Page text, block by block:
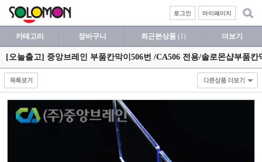
마이페이지
로그인
카테고리 장바구니 최근본상품 (1) 더보기
[오늘출고] 중앙브레인 부품칸막이506번 /CA506 전용/솔로몬샵부품칸